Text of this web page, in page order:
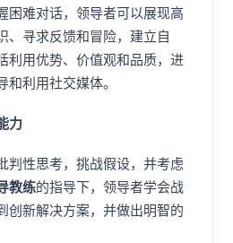
困难对话，领导者可以展现高
、寻求反馈和冒险，建立自
利用优势、价值观和品质，进
利用社交媒体。
力
判性思考，挑战假设，并考虑
教练的指导下，领导者学会战
创新解决方案，并做出明智的